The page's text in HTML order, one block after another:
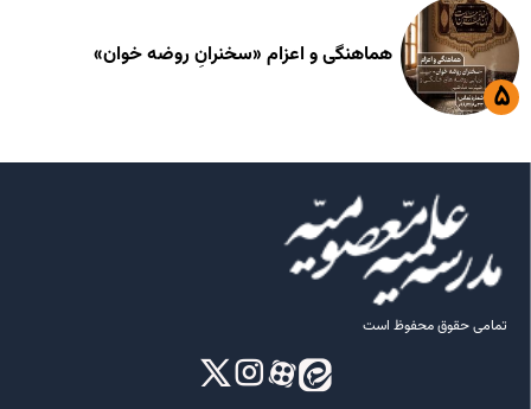
هماهنگی و اعزام «سخنرانِ روضه خوان»
تمامی حقوق محفوظ است